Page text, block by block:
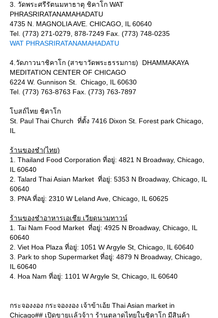
3. วัดพระศรีรัตนมหาธาตุ ชิคาโก WAT
PHRASRIRATANAMAHADATU
4735 N. MAGNOLIA AVE. CHICAGO, IL 60640
Tel. (773) 271-0279, 878-7249 Fax. (773) 748-0235
WAT PHRASRIRATANAMAHADATU
4.วัดภาวนาชิคาโก (สาขาวัดพระธรรมกาย) DHAMMAKAYA
MEDITATION CENTER OF CHICAGO
6224 W. Gunnison St. Chicago, IL 60630
Tel. (773) 763-8763 Fax. (773) 763-7897
โบสถ์ไทย ชิคาโก
St. Paul Thai Church ที่ตั้ง 7416 Dixon St. Forest park Chicago,
IL
ร้านของชำ(ไทย)
1. Thailand Food Corporation ที่อยู่: 4821 N Broadway, Chicago,
IL 60640
2. Talard Thai Asian Market ที่อยู่: 5353 N Broadway, Chicago, IL
60640
3. PNA ที่อยู่: 2310 W Leland Ave, Chicago, IL 60625
ร้านของชำอาหารเอเชีย เวียดนามทาวน์
1. Tai Nam Food Market ที่อยู่: 4925 N Broadway, Chicago, IL
60640
2. Viet Hoa Plaza ที่อยู่: 1051 W Argyle St, Chicago, IL 60640
3. Park to shop Supermarket ที่อยู่: 4879 N Broadway, Chicago,
IL 60640
4. Hoa Nam ที่อยู่: 1101 W Argyle St, Chicago, IL 60640
กระจองงอง กระจองงอง เจ้าข้าเอ้ย Thai Asian market in
Chicago## เปิดขายเเล้วจ้าา ร้านตลาดไทยในชิคาโก มีสินค้า